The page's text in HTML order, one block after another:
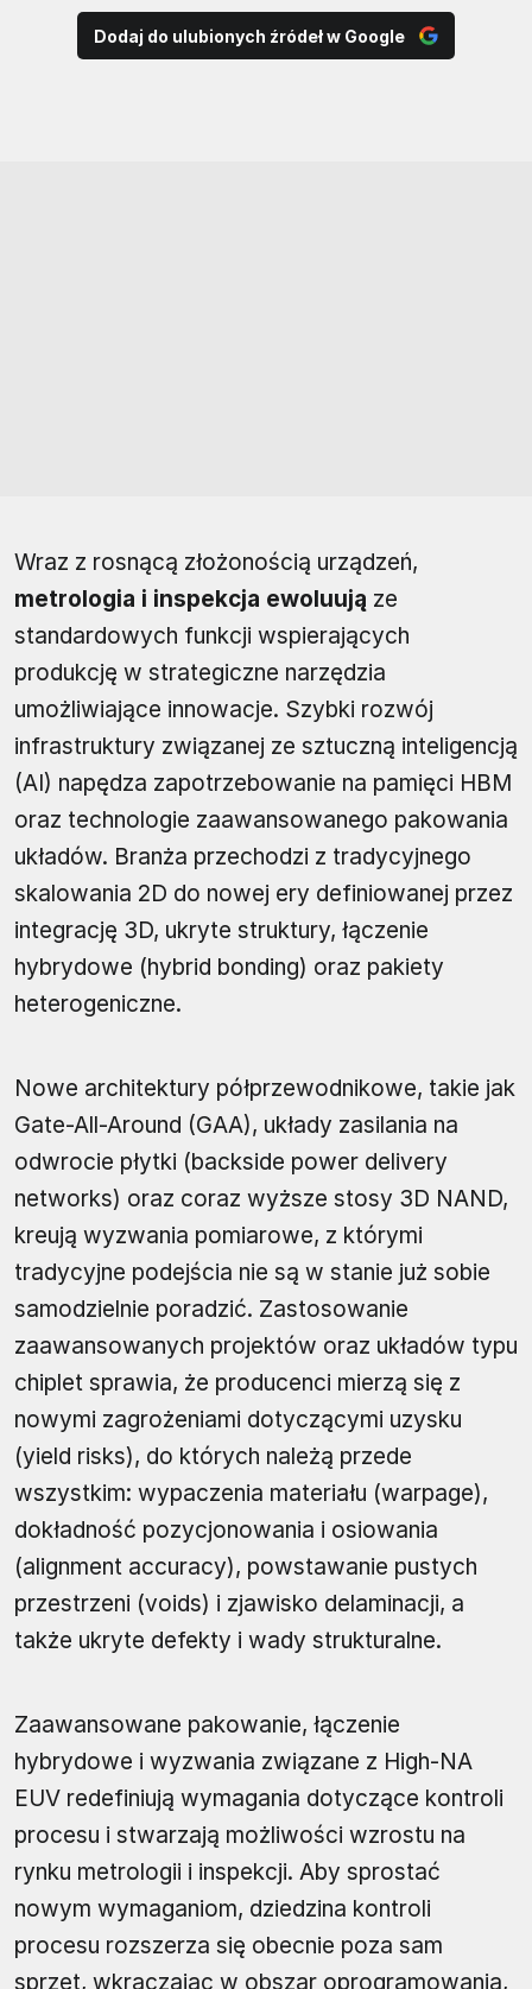
Dodaj do ulubionych źródeł w Google
Wraz z rosnącą złożonością urządzeń,
metrologia i inspekcja ewoluują ze
standardowych funkcji wspierających
produkcję w strategiczne narzędzia
umożliwiające innowacje. Szybki rozwój
infrastruktury związanej ze sztuczną inteligencją
(AI) napędza zapotrzebowanie na pamięci HBM
oraz technologie zaawansowanego pakowania
układów. Branża przechodzi z tradycyjnego
skalowania 2D do nowej ery definiowanej przez
integrację 3D, ukryte struktury, łączenie
hybrydowe (hybrid bonding) oraz pakiety
heterogeniczne.
Nowe architektury półprzewodnikowe, takie jak
Gate-All-Around (GAA), układy zasilania na
odwrocie płytki (backside power delivery
networks) oraz coraz wyższe stosy 3D NAND,
kreują wyzwania pomiarowe, z którymi
tradycyjne podejścia nie są w stanie już sobie
samodzielnie poradzić. Zastosowanie
zaawansowanych projektów oraz układów typu
chiplet sprawia, że producenci mierzą się z
nowymi zagrożeniami dotyczącymi uzysku
(yield risks), do których należą przede
wszystkim: wypaczenia materiału (warpage),
dokładność pozycjonowania i osiowania
(alignment accuracy), powstawanie pustych
przestrzeni (voids) i zjawisko delaminacji, a
także ukryte defekty i wady strukturalne.
Zaawansowane pakowanie, łączenie
hybrydowe i wyzwania związane z High-NA
EUV redefiniują wymagania dotyczące kontroli
procesu i stwarzają możliwości wzrostu na
rynku metrologii i inspekcji. Aby sprostać
nowym wymaganiom, dziedzina kontroli
procesu rozszerza się obecnie poza sam
sprzęt, wkraczając w obszar oprogramowania,